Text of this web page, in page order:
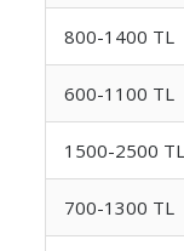
800-1400 TL
600-1100 TL
1500-2500 TL
700-1300 TL